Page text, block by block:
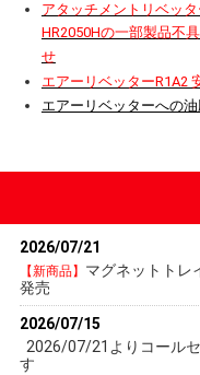
アタッチメントリベッ
HR2050Hの一部製品不
せ
エアーリベッターR1A2
エアーリベッターへの
2026/07/21
【新商品】 マグネットトレ
発売
2026/07/15
2026/07/21よりコール
す